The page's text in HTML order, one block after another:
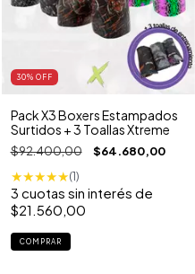
30% OFF
Pack X3 Boxers Estampados
Surtidos + 3 Toallas Xtreme
$92.400,00 $64.680,00
★★★★★(1)
3 cuotas sin interés de
$21.560,00
COMPRAR